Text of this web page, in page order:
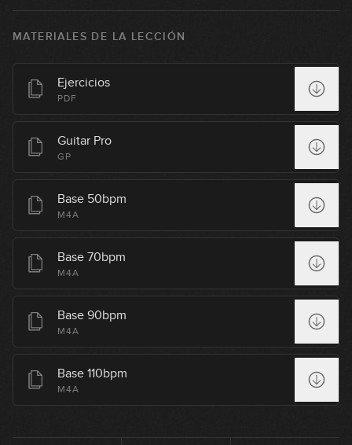
MATERIALES DE LA LECCIÓN
Ejercicios
PDF
Guitar Pro
GP
Base 50bpm
M4A
Base 70bpm
M4A
Base 90bpm
M4A
Base 110bpm
M4A
09:53
Acorde G
12
08:54
12:45
Negras y corcheas
14
Acorde C y el silencio o pausa
15
16
06:39
Patrones rítmicos con negras y